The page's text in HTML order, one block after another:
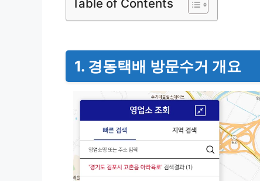
Table of Contents
1. 경동택배 방문수거 개요